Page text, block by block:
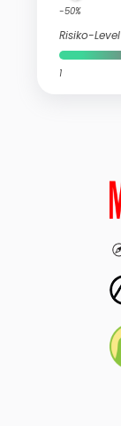
-50%
Risiko-Level
1